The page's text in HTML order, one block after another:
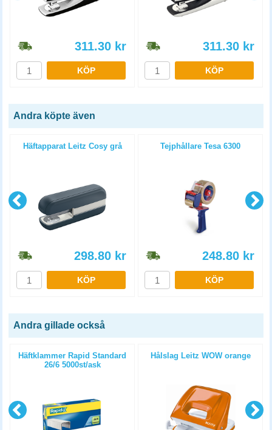
311.30 kr
KÖP
311.30 kr
KÖP
Andra köpte även
Häftapparat Leitz Cosy grå
298.80 kr
KÖP
Tejphållare Tesa 6300
248.80 kr
KÖP
Andra gillade också
Häftklammer Rapid Standard
26/6 5000st/ask
Hålslag Leitz WOW orange